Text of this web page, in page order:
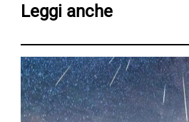
Leggi anche